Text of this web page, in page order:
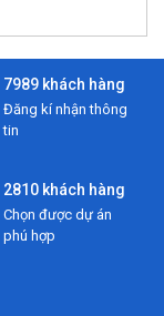
7989 khách hàng
Đăng kí nhận thông
tin
2810 khách hàng
Chọn được dự án
phú hợp